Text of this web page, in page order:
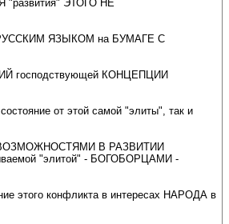
"развития" ЭТОГО НЕ
РУССКИМ ЯЗЫКОМ на БУМАГЕ С
господствующей КОНЦЕПЦИИ
от этой самой "элиты", так и
ВОЗМОЖНОСТЯМИ В РАЗВИТИИ
"элитой" - БОГОБОРЦАМИ -
конфликта в интересах НАРОДА в